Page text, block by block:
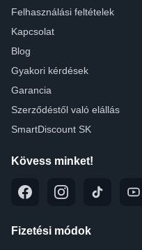
Felhasználási feltételek
Kapcsolat
Blog
Gyakori kérdések
Garancia
Szerződéstől való elállás
SmartDiscount SK
Kövess minket!
Fizetési módok